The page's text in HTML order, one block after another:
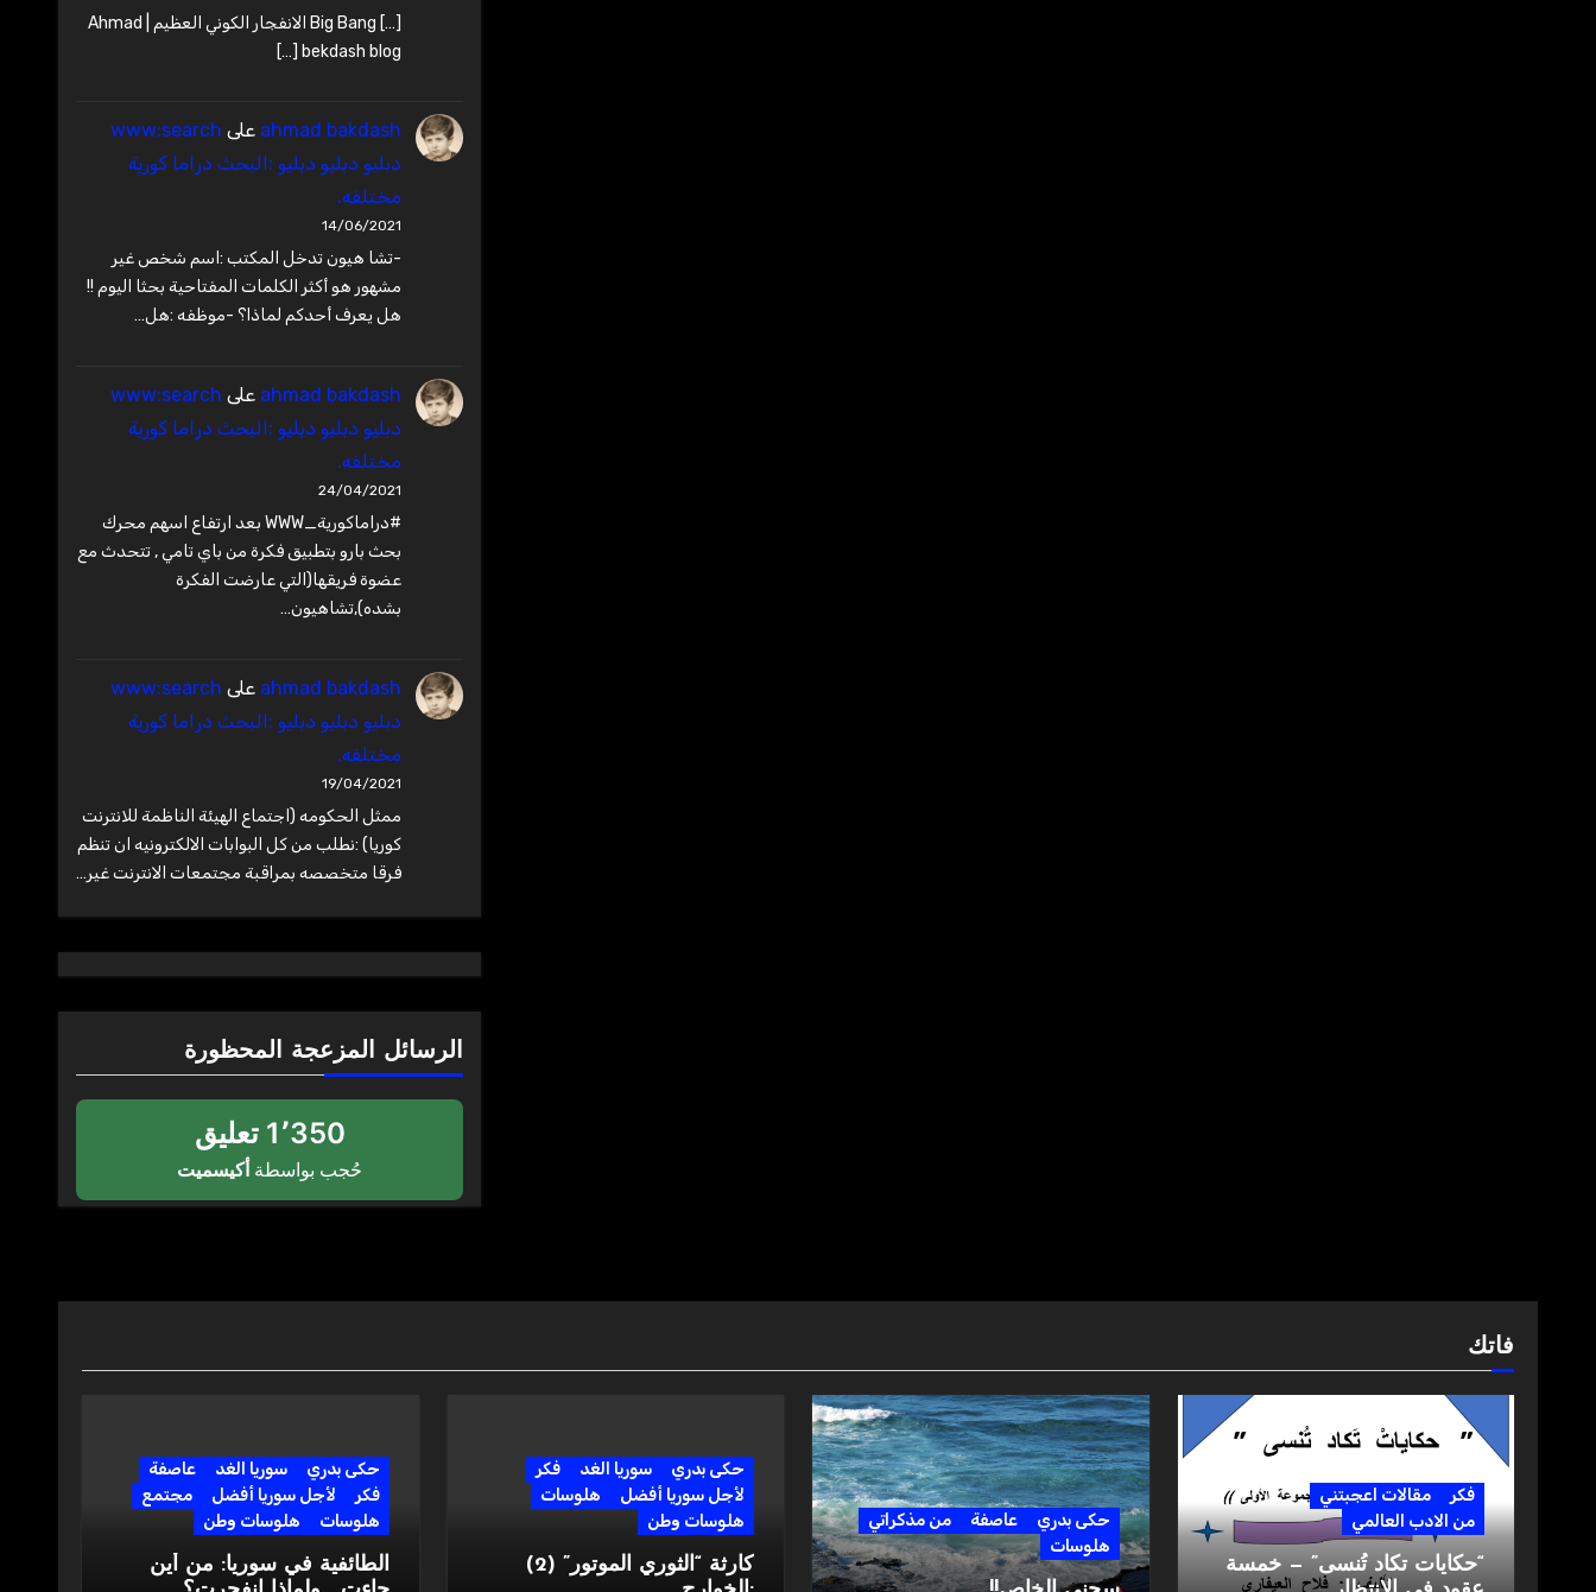
[…] Big Bang الانفجار الكوني العظيم | Ahmad
bekdash blog […]
ahmad bakdash على www:search
دبليو دبليو دبليو :البحث دراما كورية
مختلفه.
14/06/2021
-تشا هيون تدخل المكتب :اسم شخص غير
مشهور هو أكثر الكلمات المفتاحية بحثا اليوم !!
هل يعرف أحدكم لماذا؟ -موظفه :هل…
ahmad bakdash على www:search
دبليو دبليو دبليو :البحث دراما كورية
مختلفه.
24/04/2021
#دراماكورية_WWW بعد ارتفاع اسهم محرك
بحث بارو بتطبيق فكرة من باي تامي , تتحدث مع
عضوة فريقها(التي عارضت الفكرة
بشده),تشاهيون…
ahmad bakdash على www:search
دبليو دبليو دبليو :البحث دراما كورية
مختلفه.
19/04/2021
ممثل الحكومه (اجتماع الهيئة الناظمة للانترنت
كوريا) :نطلب من كل البوابات الالكترونيه ان تنظم
فرقا متخصصه بمراقبة مجتمعات الانترنت غير…
الرسائل المزعجة المحظورة
1٬350 تعليق
حُجب بواسطة أكيسميت
فاتك
فكر
مقالات اعجبتني
من الادب العالمي
“حكايات تكاد تُنسى” — خمسة
حكى بدري عاصفة
من مذكراتي
هلوسات
حكى بدري سوريا الغد
فكر
لأجل سوريا أفضل
هلوسات
هلوسات وطن
كارثة “الثوري الموتور” (2)
حكى بدري سوريا الغد
عاصفة
فكر
لأجل سوريا أفضل
مجتمع
هلوسات
هلوسات وطن
الطائفية في سوريا: من أين